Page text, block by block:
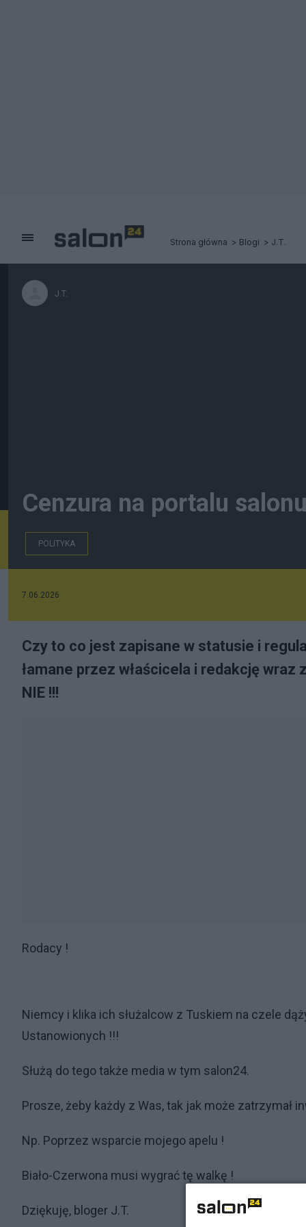
Strona główna Blogi J.T.
J.T.
Cenzura na portalu
POLITYKA
7.06.2026
Czy to co jest zapisane w statusie i
łamane przez właścicela i redakcję
NIE !!!
Rodacy !
Niemcy i klika ich służalcow z Tuskiem na czele
Ustanowionych !!!
Służą do tego także media w tym salon24.
Prosze, żeby każdy z Was, tak jak może zatrzymał
Np. Poprzez wsparcie mojego apelu !
Biało-Czerwona musi wygrać tę walkę !
Dziękuję, bloger J.T.